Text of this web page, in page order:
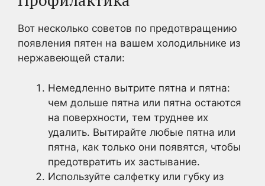
Вот несколько советов по предотвращению
появления пятен на вашем холодильнике из
нержавеющей стали:
Немедленно вытрите пятна и пятна:
чем дольше пятна или пятна остаются
на поверхности, тем труднее их
удалить. Вытирайте любые пятна или
пятна, как только они появятся, чтобы
предотвратить их застывание.
Используйте салфетку или губку из